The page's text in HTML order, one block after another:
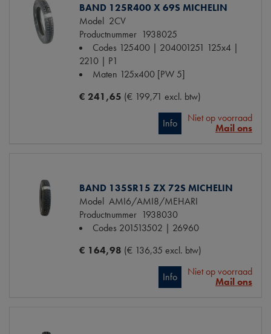
BAND 125R400 X 69S MICHELIN
Model 2CV
Productnummer 1938025
Codes 125400 | 204001251 125x4 |
2210 | P1
Maten 125x400 [PW 5]
€ 241,65 (€ 199,71 excl. btw)
Info
Niet op voorraad
Mail ons
BAND 135SR15 ZX 72S MICHELIN
Model AMI6/AMI8/MEHARI
Productnummer 1938030
Codes 201513502 | 26960
€ 164,98 (€ 136,35 excl. btw)
Info
Niet op voorraad
Mail ons